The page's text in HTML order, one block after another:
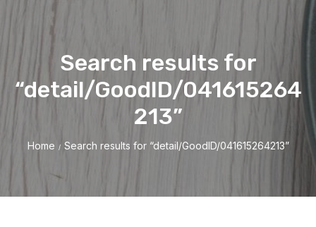
Search results for
“detail/GoodID/041615264
213”
Home / Search results for “detail/GoodID/041615264213”